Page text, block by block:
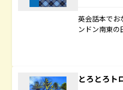
英会話本でお
ンドン南東の
とろとろ